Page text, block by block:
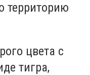
территорию
цвета с
тигра,